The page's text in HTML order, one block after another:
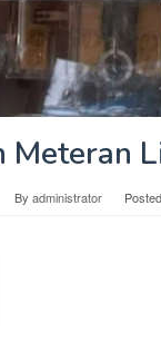
Meteran
By administrator